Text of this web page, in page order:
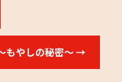
もやしの秘密～→